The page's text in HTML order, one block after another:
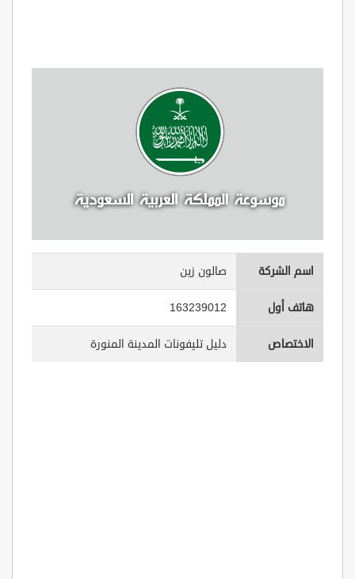
اسم الشركة صالون زين
هاتف أول 163239012
الاختصاص دليل تليفونات المدينة المنورة